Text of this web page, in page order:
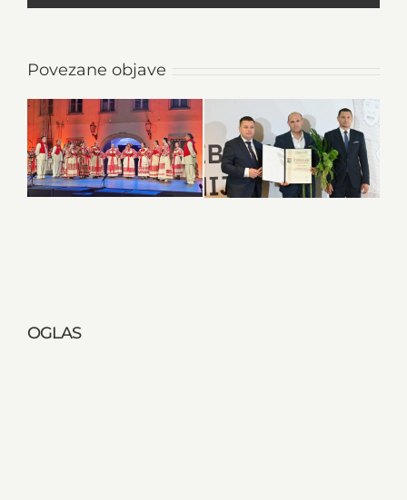
Povezane objave
OGLAS